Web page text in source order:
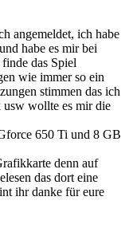
angemeldet, ich habe
habe es mir bei
das Spiel
wie immer so ein
stimmen das ich
wollte es mir die
650 Ti und 8 GB
denn auf
das dort eine
ihr danke für eure